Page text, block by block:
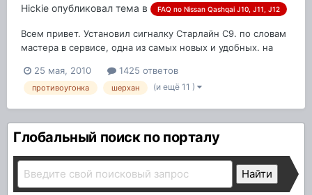
Hickie опубликовал тема в FAQ по Nissan Qashqai J10, J11, J12
Всем привет. Установил сигналку Старлайн С9. по словам
мастера в сервисе, одна из самых новых и удобных. на
целом нет. но у кашкая возникла проблема- сигналка как-
то через раз отпирает замки. то есть нажимаю на кнопку
25 мая, 2010 1425 ответов
противоугонка шерхан (и ещё 11 )
Глобальный поиск по порталу